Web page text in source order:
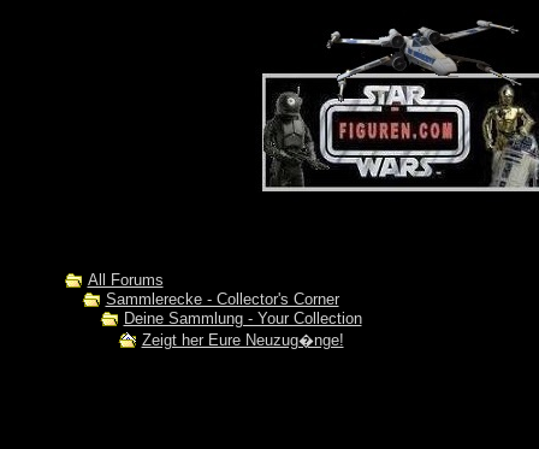
All Forums
Sammlerecke - Collector's Corner
Deine Sammlung - Your Collection
Zeigt her Eure Neuzug�nge!